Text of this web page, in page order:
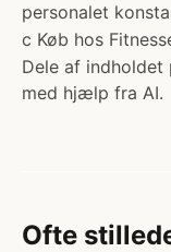
personalet
c Køb hos
Dele af indholdet
med hjælp fra AI.
Ofte